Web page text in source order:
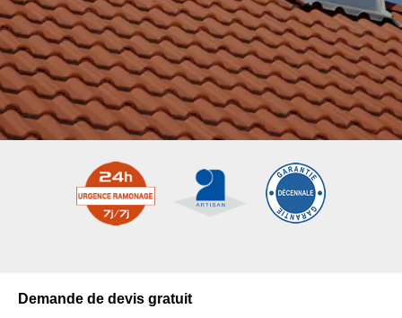
Demande de devis gratuit